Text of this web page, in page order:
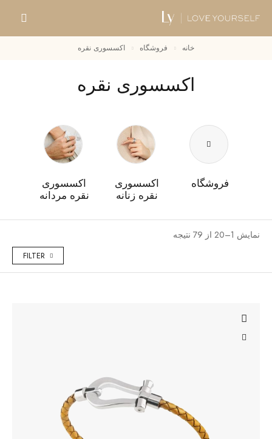
خانه فروشگاه اکسسوری نقره
اکسسوری نقره
فروشگاه
اکسسوری
نقره زنانه
اکسسوری
نقره مردانه
نمایش 1–20 از 79 نتیجه
FILTER